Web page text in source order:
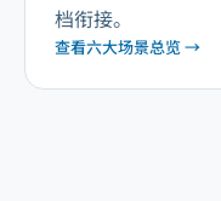
档衔接。
查看六大场景总览 →